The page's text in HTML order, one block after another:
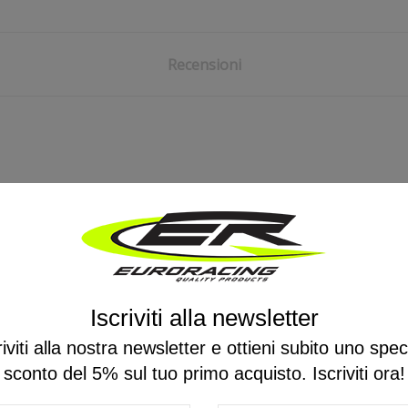
Recensioni
Iscriviti alla newsletter
alla nostra newsletter e ottieni subito uno
sconto del 5% sul tuo primo acquisto. Iscriviti ora!